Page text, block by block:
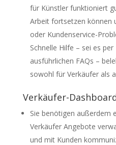
für Künstler funktioniert
Arbeit fortsetzen können
oder Kundenservice-
Schnelle Hilfe – sei es
ausführlichen FAQs –
sowohl für Verkäufer als
Verkäufer-
Sie benötigen außerdem
Verkäufer Angebote
und mit Kunden